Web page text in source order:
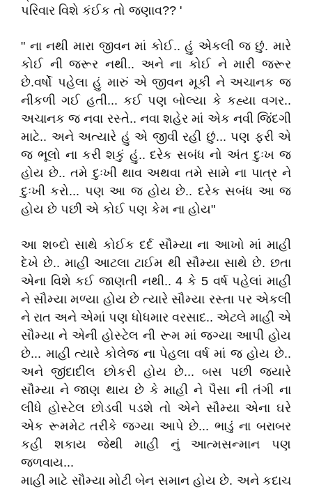
પરિવાર વિશે કંઈક તો જણાવ?? '
" ના નથી મારા જીવન માં કોઈ.. હું એકલી જ છું. મારે
કોઈ ની જરૂર નથી.. અને ના કોઈ ને મારી જરૂર
છે.વર્ષો પહેલા હું મારું એ જીવન મૂકી ને અચાનક જ
નીકળી ગઈ હતી... કઈ પણ બોલ્યા કે કહ્યા વગર..
અચાનક જ નવા રસ્તે.. નવા શહેર માં એક નવી જિંદગી
માટે.. અને અત્યારે હું એ જીવી રહી છું... પણ ફરી એ
જ ભૂલો ના કરી શકું હું.. દરેક સબંધ નો અંત દુઃખ જ
હોય છે.. તમે દુઃખી થાવ અથવા તમે સામે ના પાત્ર ને
દુઃખી કરો... પણ આ જ હોય છે.. દરેક સબંધ આ જ
હોય છે પછી એ કોઈ પણ કેમ ના હોય"
આ શબ્દો સાથે કોઈક દર્દ સૌમ્યા ના આખો માં માહી
દેખે છે.. માહી આટલા ટાઈમ થી સૌમ્યા સાથે છે. છતા
એના વિશે કઈ જાણતી નથી.. 4 કે 5 વર્ષ પહેલાં માહી
ને સૌમ્યા મળ્યા હોય છે ત્યારે સૌમ્યા રસ્તા પર એકલી
ને રાત અને એમાં પણ ધોધમાર વરસાદ.. એટલે માહી એ
સૌમ્યા ને એની હોસ્ટેલ ની રૂમ માં જગ્યા આપી હોય
છે... માહી ત્યારે કોલેજ ના પેહલા વર્ષ માં જ હોય છે..
અને જીંદાદીલ છોકરી હોય છે... બસ પછી જ્યારે
સૌમ્યા ને જાણ થાય છે કે માહી ને પૈસા ની તંગી ના
લીધે હોસ્ટેલ છોડવી પડશે તો એને સૌમ્યા એના ઘરે
એક રૂમમેટ તરીકે જગ્યા આપે છે... ભાડું ના બરાબર
કહી શકાય જેથી માહી નું આત્મસન્માન પણ
જળવાય...
માહી માટે સૌમ્યા મોટી બેન સમાન હોય છે. અને કદાચ